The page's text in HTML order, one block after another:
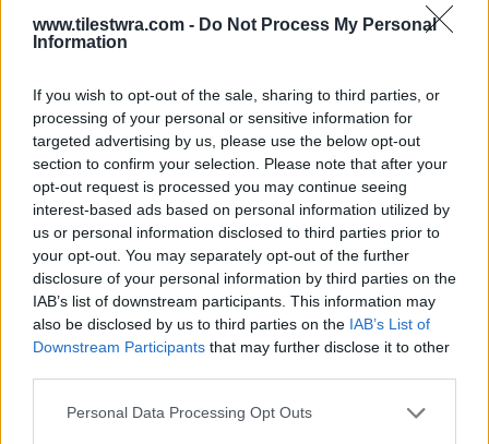
www.tilestwra.com - Do Not Process My Personal
Information
If you wish to opt-out of the sale, sharing to third parties, or
processing of your personal or sensitive information for
targeted advertising by us, please use the below opt-out
section to confirm your selection. Please note that after your
opt-out request is processed you may continue seeing
interest-based ads based on personal information utilized by
us or personal information disclosed to third parties prior to
your opt-out. You may separately opt-out of the further
disclosure of your personal information by third parties on the
IAB’s list of downstream participants. This information may
also be disclosed by us to third parties on the IAB’s List of
Downstream Participants that may further disclose it to other
Personal Data Processing Opt Outs